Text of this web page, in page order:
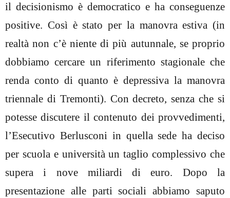
il decisionismo è democratico e ha conseguenze
positive. Così è stato per la manovra estiva (in
realtà non c’è niente di più autunnale, se proprio
dobbiamo cercare un riferimento stagionale che
renda conto di quanto è depressiva la manovra
triennale di Tremonti). Con decreto, senza che si
potesse discutere il contenuto dei provvedimenti,
l’Esecutivo Berlusconi in quella sede ha deciso
per scuola e università un taglio complessivo che
supera i nove miliardi di euro. Dopo la
presentazione alle parti sociali abbiamo saputo